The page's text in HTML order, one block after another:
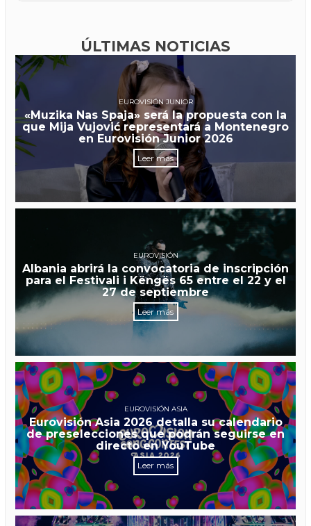
ÚLTIMAS NOTICIAS
EUROVISIÓN JUNIOR
«Muzika Nas Spaja» será la propuesta con la
que Mija Vujović representará a Montenegro
en Eurovisión Junior 2026
Leer más
EUROVISIÓN
Albania abrirá la convocatoria de inscripción
para el Festivali i Këngës 65 entre el 22 y el
27 de septiembre
Leer más
EUROVISIÓN ASIA
Eurovisión Asia 2026 detalla su calendario
de preselecciones que podrán seguirse en
directo en YouTube
Leer más